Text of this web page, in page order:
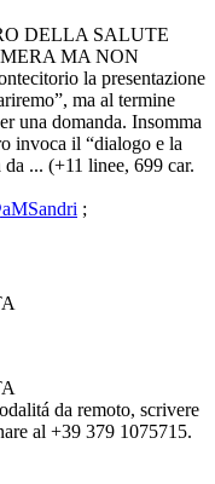
DELLA SALUTE
MA NON
la presentazione
ma al termine
una domanda. Insomma
invoca il “dialogo e la
... (+11 linee, 699 car.
;
da remoto, scrivere
al +39 379 1075715.